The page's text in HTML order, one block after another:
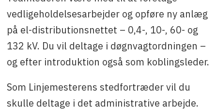
vedligeholdelsesarbejder og opføre ny anlæg
på el-distributionsnettet – 0,4-, 10-, 60- og
132 kV. Du vil deltage i døgnvagtordningen –
og efter introduktion også som koblingsleder.
Som Linjemesterens stedfortræder vil du
skulle deltage i det administrative arbejde.